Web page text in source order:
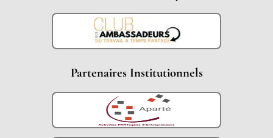
Partenaires Institutionnels